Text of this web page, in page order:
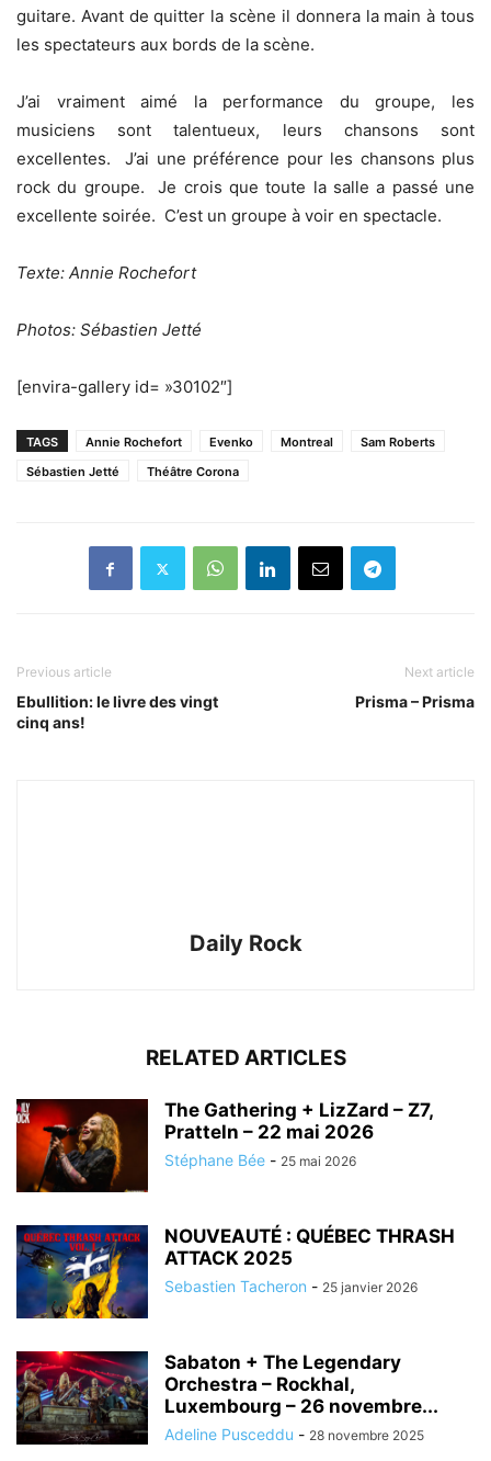
guitare. Avant de quitter la scène il donnera la main à tous
les spectateurs aux bords de la scène.
J’ai vraiment aimé la performance du groupe, les
musiciens sont talentueux, leurs chansons sont
excellentes. J’ai une préférence pour les chansons plus
rock du groupe. Je crois que toute la salle a passé une
excellente soirée. C’est un groupe à voir en spectacle.
Texte: Annie Rochefort
Photos: Sébastien Jetté
[envira-gallery id= »30102″]
TAGS Annie Rochefort Evenko Montreal
Sam Roberts
Sébastien Jetté
Théâtre Corona
Previous article
Ebullition: le livre des vingt
cinq ans!
Next article
Prisma – Prisma
Daily Rock
RELATED ARTICLES
The Gathering + LizZard – Z7,
Pratteln – 22 mai 2026
Stéphane Bée - 25 mai 2026
NOUVEAUTÉ : QUÉBEC THRASH
ATTACK 2025
Sebastien Tacheron - 25 janvier 2026
Sabaton + The Legendary
Orchestra – Rockhal,
Luxembourg – 26 novembre...
Adeline Pusceddu - 28 novembre 2025